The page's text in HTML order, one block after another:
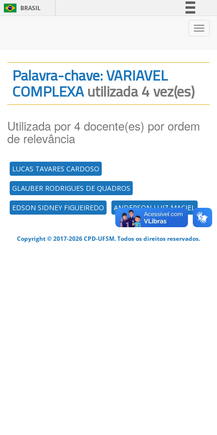
BRASIL
Legislação
Canais
Palavra-chave: VARIAVEL
COMPLEXAutilizada 4 vez(es)
Utilizada por 4 docente(es) por ordem
de relevância
LUCAS TAVARES CARDOSO
GLAUBER RODRIGUES DE QUADROS
EDSON SIDNEY FIGUEIREDO ANDERSON LUIZ MACIEL
Copyright © 2017-2026 CPD-UFSM. Todos os direitos reservados.